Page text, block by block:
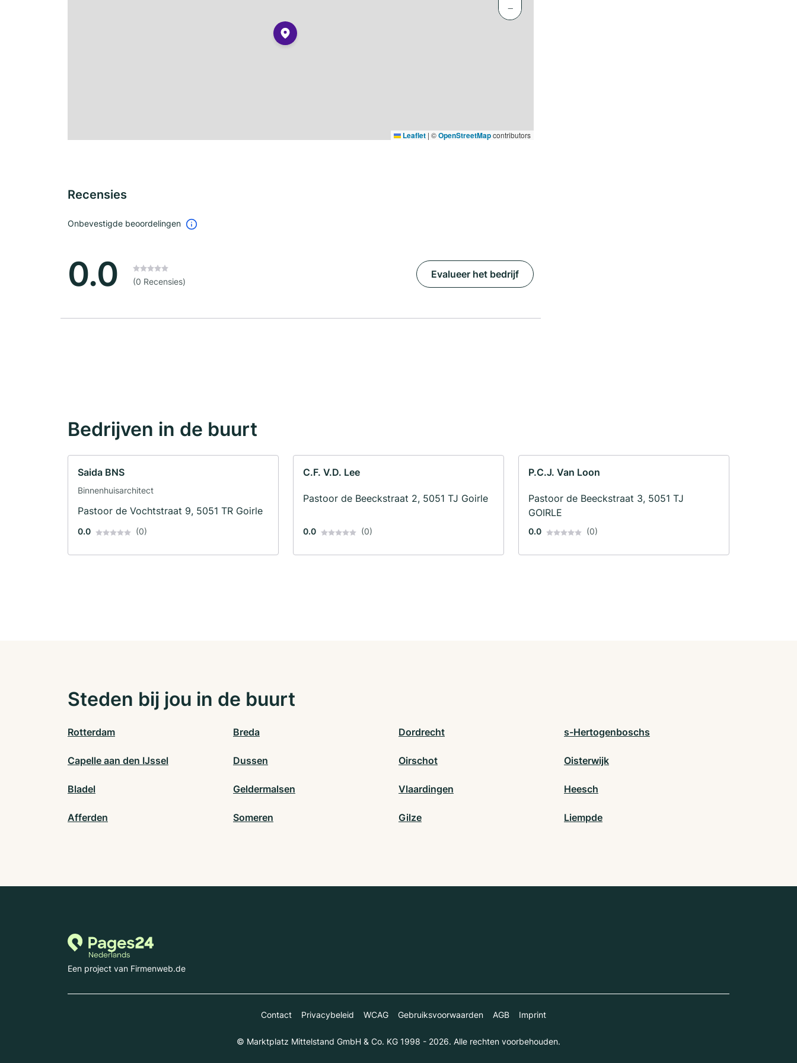
−
Leaflet | ©OpenStreetMapcontributors
Recensies
Onbevestigde beoordelingen
0.0 (0 Recensies)
Evalueer het bedrijf
Bedrijven in de buurt
Saida BNS
Binnenhuisarchitect
Pastoor de Vochtstraat 9, 5051 TR Goirle
0.0 (0)
C.F. V.D. Lee
Pastoor de Beeckstraat 2, 5051 TJ Goirle
0.0 (0)
P.C.J. Van Loon
Pastoor de Beeckstraat 3, 5051 TJ
GOIRLE
0.0 (0)
Steden bij jou in de buurt
Rotterdam Breda Dordrecht s-Hertogenboschs
Capelle aan den IJssel Dussen Oirschot Oisterwijk
Bladel Geldermalsen Vlaardingen Heesch
Afferden Someren Gilze Liempde
Een project van Firmenweb.de
Contact Privacybeleid WCAG Gebruiksvoorwaarden AGB Imprint
© Marktplatz Mittelstand GmbH & Co. KG 1998 - 2026. Alle rechten voorbehouden.